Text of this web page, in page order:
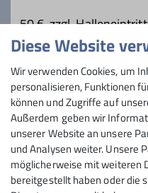
Ämter
Tourenleiter
50 €, zzgl.
Maximale
6
Diese Website
Wir verwenden Cookies, um
personalisieren, Funktionen
können und Zugriffe auf
Außerdem geben wir
unserer Website an unsere
und Analysen weiter. Unsere
möglicherweise mit weiteren
bereitgestellt haben oder die